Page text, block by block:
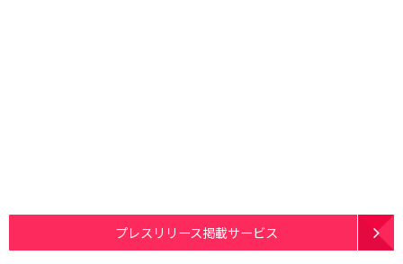
プレスリリース掲載サービス